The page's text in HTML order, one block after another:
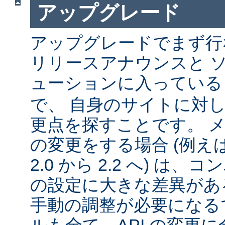
アップグレード
アップグレードでまず
リリースアナウンスと
ューションに入ってい
で、 自身のサイトに対
更点を探すことです。
の変更をする場合 (例え
2.0 から 2.2 へ) は、コ
の設定に大きな差異が
手動の調整が必要にな